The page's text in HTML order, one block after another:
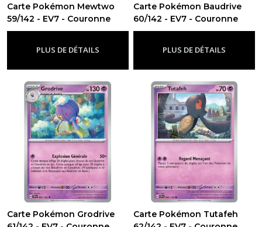
Carte Pokémon Mewtwo
59/142 - EV7 - Couronne
Stellaire-Ev7 - Couronne Stellaire
PLUS DE DÉTAILS
Carte Pokémon Baudrive
60/142 - EV7 - Couronne
Stellaire-Ev7 - Couronne Stellaire
PLUS DE DÉTAILS
Carte Pokémon Grodrive
Carte Pokémon Tutafeh